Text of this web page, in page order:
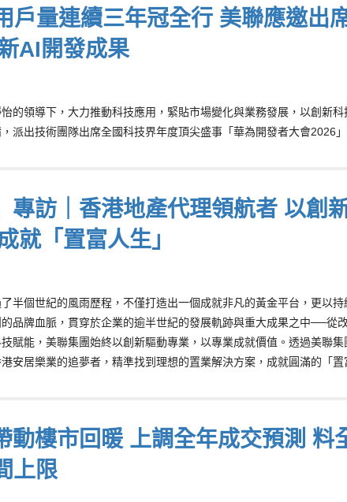
戶量連續三年冠全行 美聯應邀出
AI開發成果
的領導下，大力推動科技應用，緊貼市場變化與業務發展，以創新科
派出技術團隊出席全國科技界年度頂尖盛事「華為開發者大會2026
專訪｜香港地產代理領航者 以創
就「置富人生」
半個世紀的風雨歷程，不僅打造出一個成就非凡的黃金平台，更以
品牌血脈，貫穿於企業的逾半世紀的發展軌跡與重大成果之中──從
賦能，美聯集團始終以創新驅動專業，以專業成就價值。透過美聯
安居樂業的追夢者，精準找到理想的置業解決方案，成就圓滿的「置
動樓市回暖 上調全年成交預測 料
上限